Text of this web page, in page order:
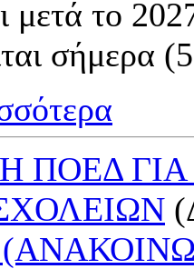
μετά το
σήμερα
ΠΟΕΔ